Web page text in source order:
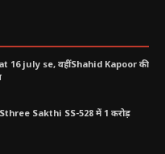
july se, वहीं Shahid Kapoor की
Sakthi SS-528 में 1 करोड़